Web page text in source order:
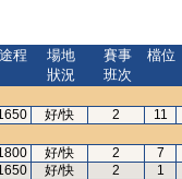
途程
場地
狀況
賽事
班次
檔位
好/快 2 11
好/快 2 7
好/快 2 1